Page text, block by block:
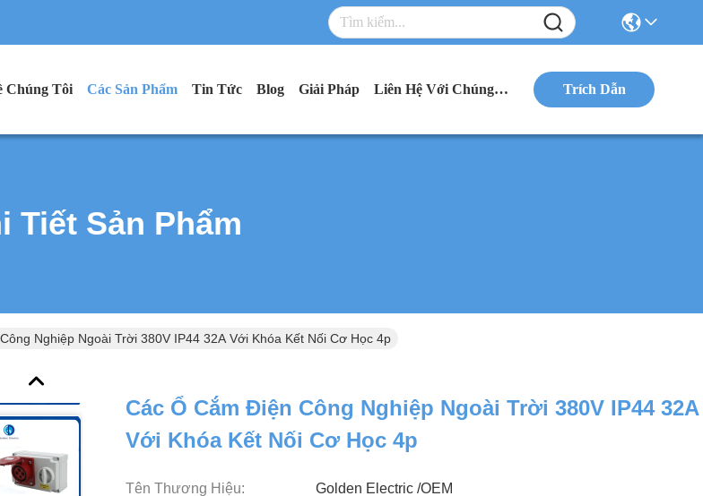
Chúng Tôi Các Sản Phẩm Tin Tức Blog Giải Pháp Liên Hệ Với Chúng Tôi Trích Dẫn
Tiết Sản Phẩm
Nghiệp Ngoài Trời 380V IP44 32A Với Khóa Kết Nối Cơ Học 4p
Các Ổ Cắm Điện Công Nghiệp Ngoài Trời 380V IP44 32A
Với Khóa Kết Nối Cơ Học 4p
Tên Thương Hiệu: Golden Electric /OEM